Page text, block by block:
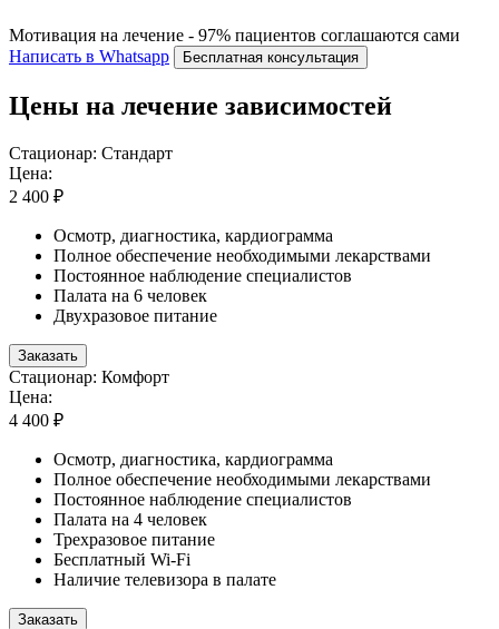
Мотивация на лечение - 97% пациентов соглашаются сами
Написать в Whatsapp
Бесплатная консультация
Цены на лечение зависимостей
Стационар: Стандарт
Цена:
2 400 ₽
Осмотр, диагностика, кардиограмма
Полное обеспечение необходимыми лекарствами
Постоянное наблюдение специалистов
Палата на 6 человек
Двухразовое питание
Заказать
Стационар: Комфорт
Цена:
4 400 ₽
Осмотр, диагностика, кардиограмма
Полное обеспечение необходимыми лекарствами
Постоянное наблюдение специалистов
Палата на 4 человек
Трехразовое питание
Бесплатный Wi-Fi
Наличие телевизора в палате
Заказать